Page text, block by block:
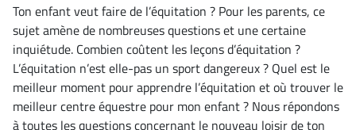
Ton enfant veut faire de l’équitation ? Pour les parents, ce
sujet amène de nombreuses questions et une certaine
inquiétude. Combien coûtent les leçons d’équitation ?
L’équitation n’est elle-pas un sport dangereux ? Quel est le
meilleur moment pour apprendre l’équitation et où trouver le
meilleur centre équestre pour mon enfant ? Nous répondons
à toutes les questions concernant le nouveau loisir de ton